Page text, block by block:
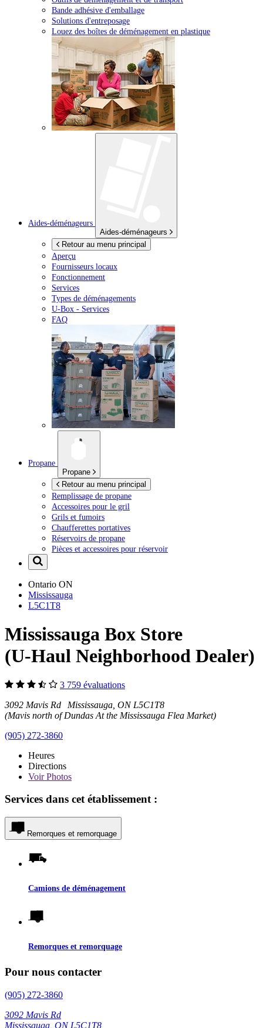
Bande adhésive d'emballage
Solutions d'entreposage
Louez des boîtes de déménagement en plastique
Aides-déménageurs
Aides-déménageurs
Retour au menu principal
Aperçu
Fournisseurs locaux
Fonctionnement
Services
Types de déménagements
U-Box - Services
FAQ
Propane
Propane
Retour au menu principal
Remplissage de propane
Accessoires pour le gril
Grils et fumoirs
Chaufferettes portatives
Réservoirs de propane
Pièces et accessoires pour réservoir
Ontario ON
Mississauga
L5C1T8
Mississauga Box Store
(U-Haul Neighborhood Dealer)
3 759 évaluations
3092 Mavis Rd Mississauga, ON L5C1T8
(Mavis north of Dundas At the Mississauga Flea Market)
(905) 272-3860
Heures
Directions
VoirPhotos
Services dans cet établissement :
Remorques et remorquage
Camions de déménagement
Remorques et remorquage
Pour nous contacter
(905) 272-3860
3092 Mavis Rd
Mississauga, ON L5C1T8